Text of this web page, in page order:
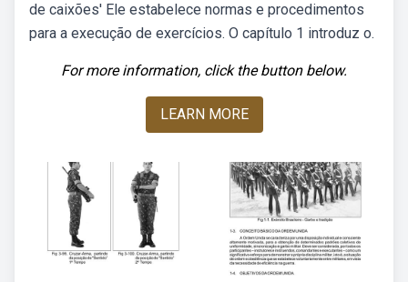
de caixões' Ele estabelece normas e procedimentos
para a execução de exercícios. O capítulo 1 introduz o.
For more information, click the button below.
LEARN MORE